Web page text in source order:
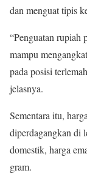
dan menguat tipis
“Penguatan rupiah
mampu
pada posisi
jelasnya.
Sementara itu,
diperdagangkan di
domestik, harga
gram.